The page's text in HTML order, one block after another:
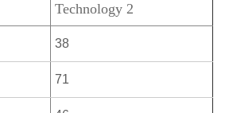
Technology 2
38
71